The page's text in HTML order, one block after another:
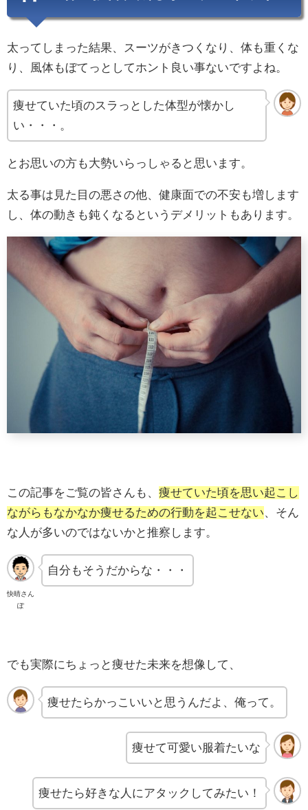
太ってしまった結果、スーツがきつくなり、体も重くな
り、風体もぼてっとしてホント良い事ないですよね。
痩せていた頃のスラっとした体型が懐かし
い・・・。
とお思いの方も大勢いらっしゃると思います。
太る事は見た目の悪さの他、健康面での不安も増します
し、体の動きも鈍くなるというデメリットもあります。
この記事をご覧の皆さんも、 痩せていた頃を思い起こし
ながらもなかなか痩せるための行動を起こせない、そん
な人が多いのではないかと推察します。
快晴さん
ぽ
自分もそうだからな・・・
でも実際にちょっと痩せた未来を想像して、
痩せたらかっこいいと思うんだよ、俺って。
痩せて可愛い服着たいな
痩せたら好きな人にアタックしてみたい！